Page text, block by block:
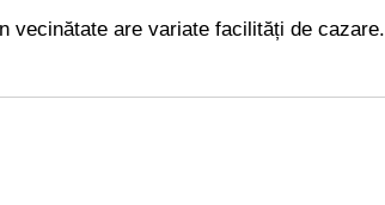
vecinătate are variate facilități de cazare.